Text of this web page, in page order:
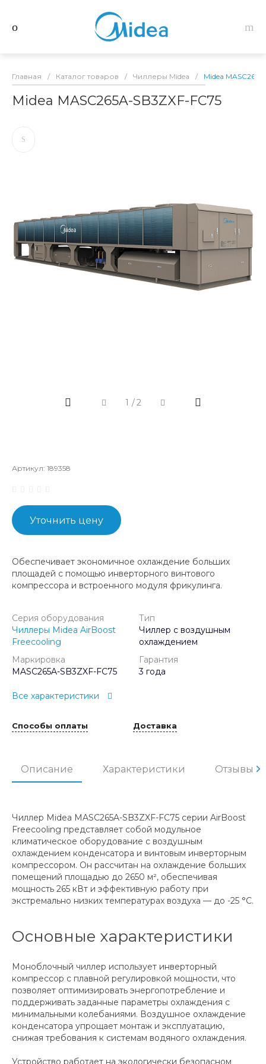
Главная / Каталог товаров / Чиллеры Midea / Midea
Midea MASC265A-SB3ZXF-FC75
1 /2
Артикул: 189358
Уточнить цену
Обеспечивает экономичное охлаждение больших
площадей с помощью инверторного винтового
компрессора и встроенного модуля фрикулинга.
Серия оборудования
Чиллеры Midea AirBoost
Freecooling
Тип
Чиллер с воздушным
охлаждением
Маркировка
MASC265A-SB3ZXF-FC75
Гарантия
3 года
Все характеристики
Способы оплаты Доставка
Описание Характеристики Отзывы
Чиллер Midea MASC265A-SB3ZXF-FC75 серии AirBoost
Freecooling представляет собой модульное
климатическое оборудование с воздушным
охлаждением конденсатора и винтовым инверторным
компрессором. Он рассчитан на охлаждение больших
помещений площадью до 2650 м², обеспечивая
мощность 265 кВт и эффективную работу при
экстремально низких температурах воздуха — до -25 °C.
Основные характеристики
Моноблочный чиллер использует инверторный
компрессор с плавной регулировкой мощности, что
позволяет оптимизировать энергопотребление и
поддерживать заданные параметры охлаждения с
минимальными колебаниями. Воздушное охлаждение
конденсатора упрощает монтаж и эксплуатацию,
снижая требования к системам водяного охлаждения.
Устройство работает на экологически безопасном